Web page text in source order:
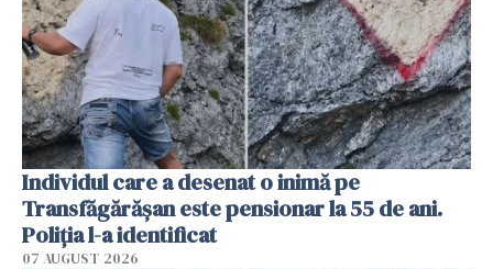
Individul care a desenat o inimă pe
Transfăgărășan este pensionar la 55 de ani.
Poliția l-a identificat
07 AUGUST 2026